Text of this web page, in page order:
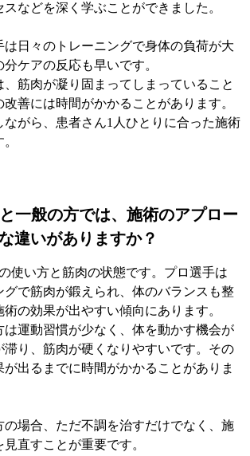
などを深く学ぶことができました。
は日々のトレーニングで身体の負荷が大
ケアの反応も早いです。
筋肉が凝り固まってしまっていること
善には時間がかかることがあります。
ながら、患者さん1人ひとりに合った施術
一般の方では、施術のアプロー
違いがありますか？
使い方と筋肉の状態です。プロ選手は
グで筋肉が鍛えられ、体のバランスも整
の効果が出やすい傾向にあります。
は運動習慣が少なく、体を動かす機会が
滞り、筋肉が硬くなりやすいです。その
出るまでに時間がかかることがありま
の場合、ただ不調を治すだけでなく、施
直すことが重要です。